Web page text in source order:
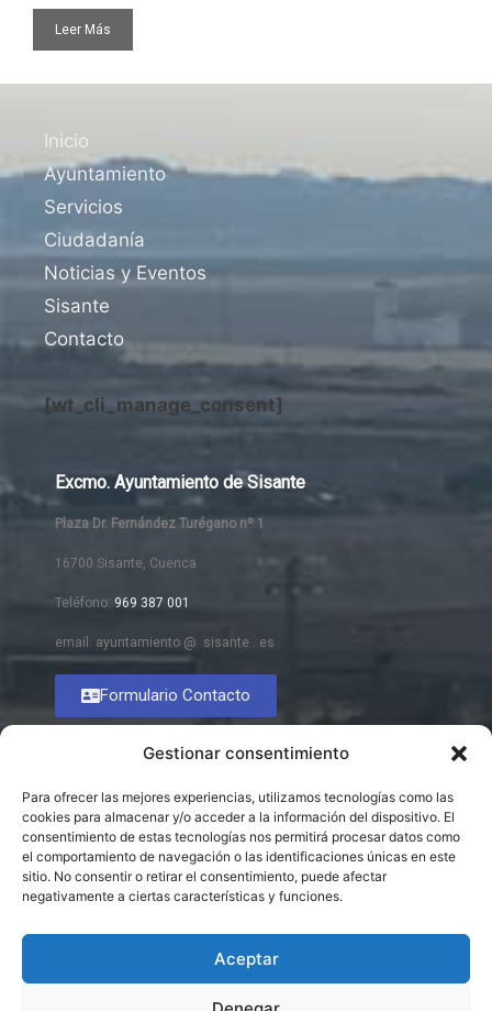
Gestionar consentimiento
Para ofrecer las mejores experiencias, utilizamos tecnologías como las
cookies para almacenar y/o acceder a la información del dispositivo. El
consentimiento de estas tecnologías nos permitirá procesar datos como
el comportamiento de navegación o las identificaciones únicas en este
sitio. No consentir o retirar el consentimiento, puede afectar
negativamente a ciertas características y funciones.
Aceptar
Leer Más
Inicio
Ayuntamiento
Servicios
Ciudadanía
Noticias y Eventos
Sisante
Contacto
[wt_cli_manage_consent]
Excmo. Ayuntamiento de Sisante
Plaza Dr. Fernández Turégano nº 1
16700 Sisante, Cuenca
Teléfono: 969 387 001
email: ayuntamiento @ sisante . es
Formulario Contacto